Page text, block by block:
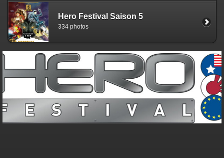
Hero Festival Saison 5
334 photos